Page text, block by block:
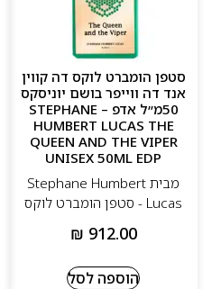
סטפן הומברט לוקס דה קווין
אנד דה ווייפר בושם יוניסקס
50מ״ל אדפ – STEPHANE
HUMBERT LUCAS THE
QUEEN AND THE VIPER
UNISEX 50ML EDP
מבית Stephane Humbert
Lucas - סטפן הומברט לוקס
₪ 912.00
הוספה לסל